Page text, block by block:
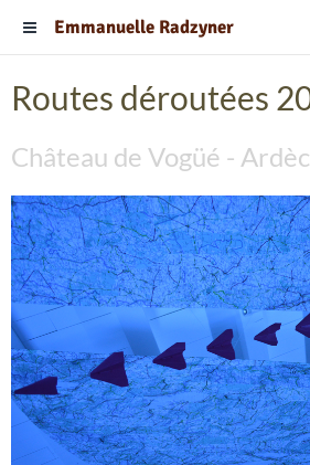
Emmanuelle Radzyner
Routes déroutées
Château de Vogüé -